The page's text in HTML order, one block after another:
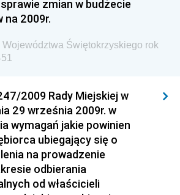
Ministra Energii
Ministra Finansów
Ministra Rozwoju i Finansów
Wyższego Urzędu Górniczego
Prezesa Urzędu Transportu
Ministra Przedsiębiorczości i
zmian w budżecie
na 2009r.
Świętokrzyskiego rok
2009 Rady Miejskiej w
29 września 2009r. w
wymagań jakie powinien
ubiegający się o
na prowadzenie
odbierania
od właścicieli